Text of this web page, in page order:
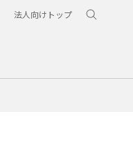
法人向けトップ